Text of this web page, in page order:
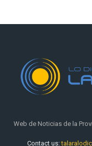
Web de Noticias de la
Contact us: